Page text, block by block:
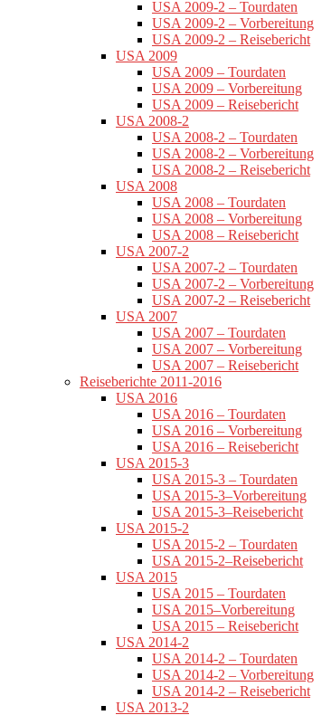
USA 2009-2 – Tourdaten
USA 2009-2 – Vorbereitung
USA 2009-2 – Reisebericht
USA 2009
USA 2009 – Tourdaten
USA 2009 – Vorbereitung
USA 2009 – Reisebericht
USA 2008-2
USA 2008-2 – Tourdaten
USA 2008-2 – Vorbereitung
USA 2008-2 – Reisebericht
USA 2008
USA 2008 – Tourdaten
USA 2008 – Vorbereitung
USA 2008 – Reisebericht
USA 2007-2
USA 2007-2 – Tourdaten
USA 2007-2 – Vorbereitung
USA 2007-2 – Reisebericht
USA 2007
USA 2007 – Tourdaten
USA 2007 – Vorbereitung
USA 2007 – Reisebericht
Reiseberichte 2011-2016
USA 2016
USA 2016 – Tourdaten
USA 2016 – Vorbereitung
USA 2016 – Reisebericht
USA 2015-3
USA 2015-3 – Tourdaten
USA 2015-3–Vorbereitung
USA 2015-3–Reisebericht
USA 2015-2
USA 2015-2 – Tourdaten
USA 2015-2–Reisebericht
USA 2015
USA 2015 – Tourdaten
USA 2015–Vorbereitung
USA 2015 – Reisebericht
USA 2014-2
USA 2014-2 – Tourdaten
USA 2014-2 – Vorbereitung
USA 2014-2 – Reisebericht
USA 2013-2